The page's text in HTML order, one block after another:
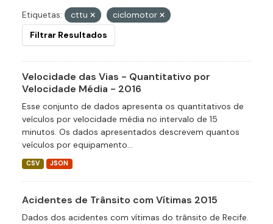
Etiquetas: cttu
ciclomotor
Filtrar Resultados
Velocidade das Vias - Quantitativo por
Velocidade Média - 2016
Esse conjunto de dados apresenta os quantitativos de
veículos por velocidade média no intervalo de 15
minutos. Os dados apresentados descrevem quantos
veículos por equipamento...
CSV JSON
Acidentes de Trânsito com Vítimas 2015
Dados dos acidentes com vítimas do trânsito de Recife.